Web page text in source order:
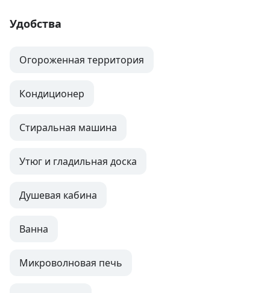
Удобства
Огороженная территория
Кондиционер
Стиральная машина
Утюг и гладильная доска
Душевая кабина
Ванна
Микроволновая печь